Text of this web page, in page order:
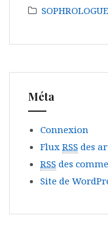
Méta
Connexion
Flux RSS des
RSS des
Site de